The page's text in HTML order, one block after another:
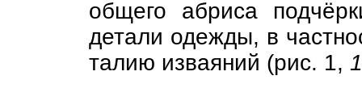
общего абриса
детали одежды, в
талию изваяний (рис. 1,